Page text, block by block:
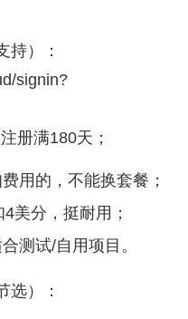
持）：
signin?
册满180天；
用的，不能换套餐；
美分，挺耐用；
测试/自用项目。
选）：